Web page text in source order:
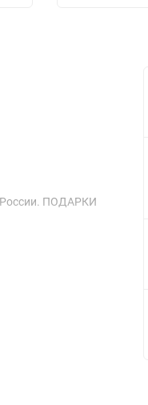
России. ПОДАРКИ